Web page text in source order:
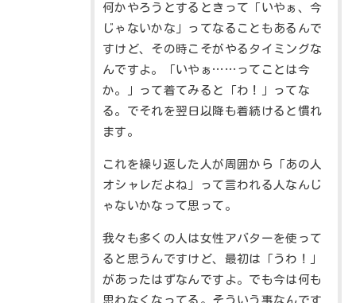
何かやろうとするときって「いやぁ、今
じゃないかな」ってなることもあるんで
すけど、その時こそがやるタイミングな
んですよ。「いやぁ……ってことは今
か。」って着てみると「わ！」ってな
る。でそれを翌日以降も着続けると慣れ
ます。
これを繰り返した人が周囲から「あの人
オシャレだよね」って言われる人なんじ
ゃないかなって思って。
我々も多くの人は女性アバターを使って
ると思うんですけど、最初は「うわ！」
があったはずなんですよ。でも今は何も
思わなくなってる。そういう事なんです